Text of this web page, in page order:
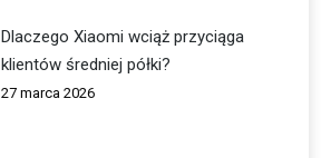
Dlaczego Xiaomi wciąż przyciąga
klientów średniej półki?
27 marca 2026